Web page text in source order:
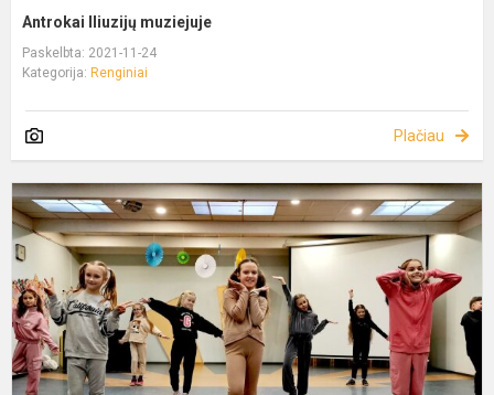
Antrokai Iliuzijų muziejuje
Paskelbta: 2021-11-24
Kategorija: Renginiai
Plačiau